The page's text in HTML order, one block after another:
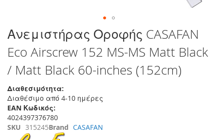
Μετάβαση
στην
αρχή
της
συλλογής
εικόνων
Ανεμιστήρας Οροφής CASAFAN
Eco Airscrew 152 MS-MS Matt Black
/ Matt Black 60-inches (152cm)
Διαθεσιμότητα:
Διαθέσιμο από 4-10 ημέρες
EAN Κωδικός:
4024397376780
SKU 315245Brand CASAFAN